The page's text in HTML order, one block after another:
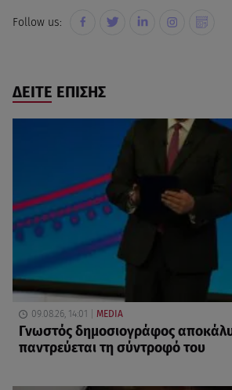
Follow us:
ΔΕΙΤΕ ΕΠΙΣΗΣ
09.08.26, 14:01 MEDIA
Γνωστός δημοσιογράφος
παντρεύεται τη σύντροφό του